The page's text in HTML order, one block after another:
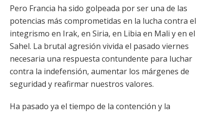
Pero Francia ha sido golpeada por ser una de las
potencias más comprometidas en la lucha contra el
integrismo en Irak, en Siria, en Libia en Mali y en el
Sahel. La brutal agresión vivida el pasado viernes
necesaria una respuesta contundente para luchar
contra la indefensión, aumentar los márgenes de
seguridad y reafirmar nuestros valores.
Ha pasado ya el tiempo de la contención y la